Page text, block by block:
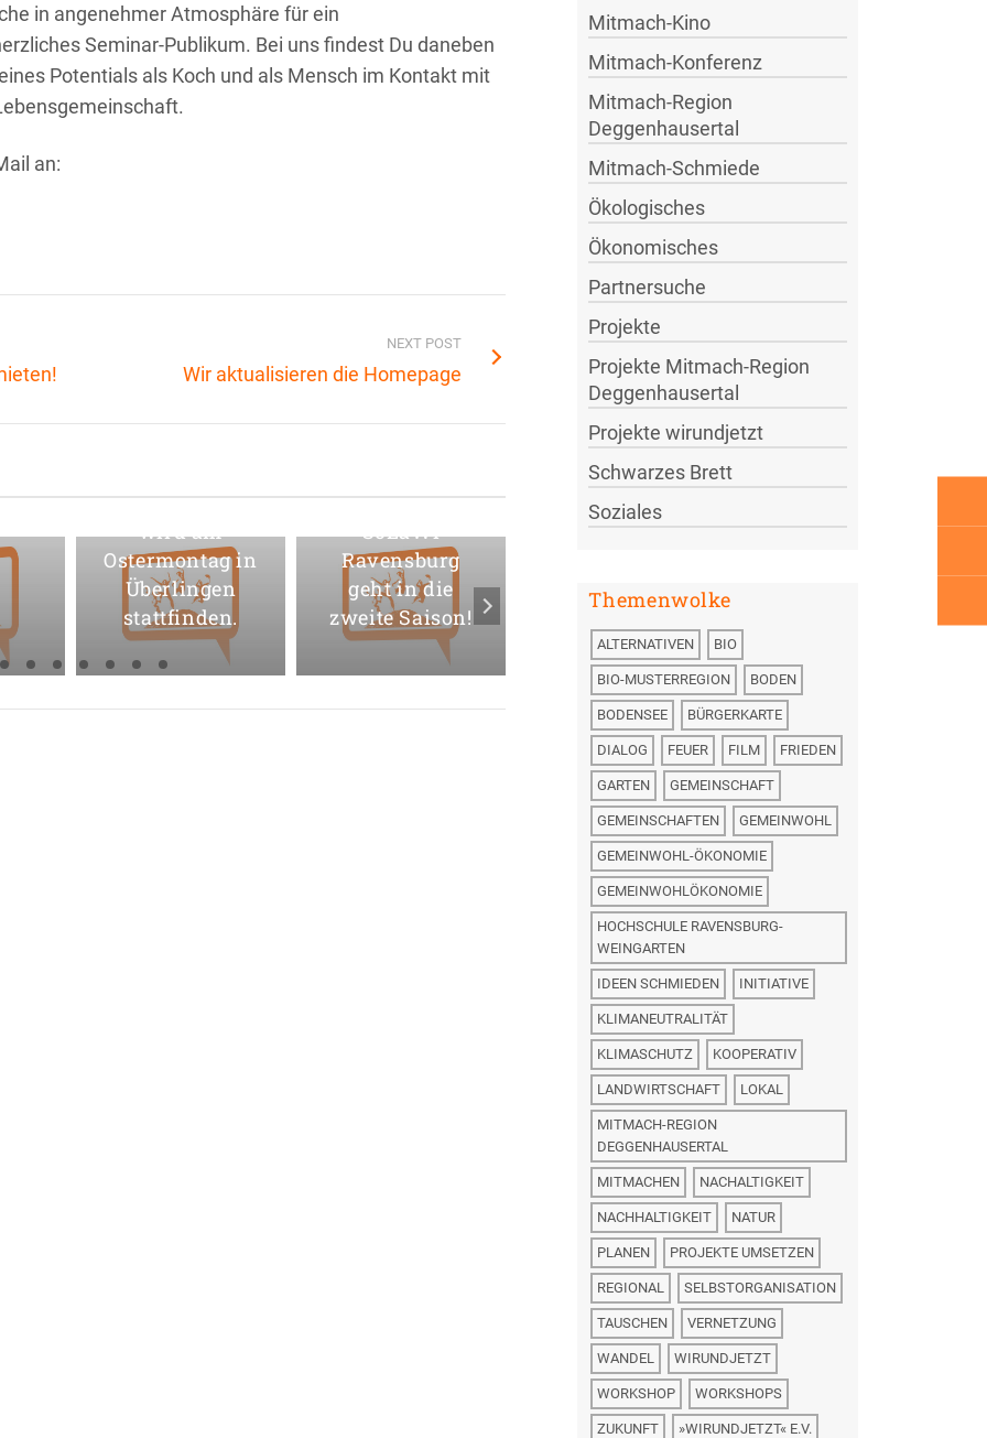
in angenehmer Atmosphäre für ein
Seminar-Publikum. Bei uns findest Du daneben
Potentials als Koch und als Mensch im Kontakt mit
an:
NEXT POST
Wir aktualisieren die Homepage
TROTZDEM! Der
Friedensweg
wird am
Ostermontag in
Überlingen
stattfinden.
SoLaWi
Ravensburg
geht in die
zweite Saison!
Wirtschaft mit
Zukunft
Langsames
mehr
Zufriedenheit
Menschen, die
Mitmach-Kino
Mitmach-Konferenz
Mitmach-Region
Deggenhausertal
Mitmach-Schmiede
Ökologisches
Ökonomisches
Partnersuche
Projekte
Projekte Mitmach-Region
Deggenhausertal
Projekte wirundjetzt
Schwarzes Brett
Soziales
Themenwolke
ALTERNATIVEN BIO
BIO-MUSTERREGION BODEN
BODENSEE BÜRGERKARTE
DIALOG FEUER FILM FRIEDEN
GARTEN GEMEINSCHAFT
GEMEINSCHAFTEN GEMEINWOHL
GEMEINWOHL-ÖKONOMIE
GEMEINWOHLÖKONOMIE
HOCHSCHULE RAVENSBURG-
WEINGARTEN
IDEEN SCHMIEDEN INITIATIVE
KLIMANEUTRALITÄT
KLIMASCHUTZ KOOPERATIV
LANDWIRTSCHAFT LOKAL
MITMACH-REGION
DEGGENHAUSERTAL
MITMACHEN NACHALTIGKEIT
NACHHALTIGKEIT NATUR
PLANEN PROJEKTE UMSETZEN
REGIONAL SELBSTORGANISATION
TAUSCHEN VERNETZUNG
WANDEL WIRUNDJETZT
WORKSHOP WORKSHOPS
ZUKUNFT »WIRUNDJETZT« E.V.